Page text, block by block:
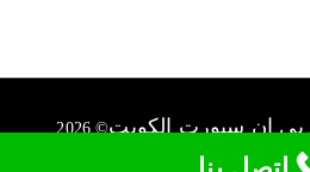
بي ان سبورت الكويت© 2026
connect@ads-kuwait.net